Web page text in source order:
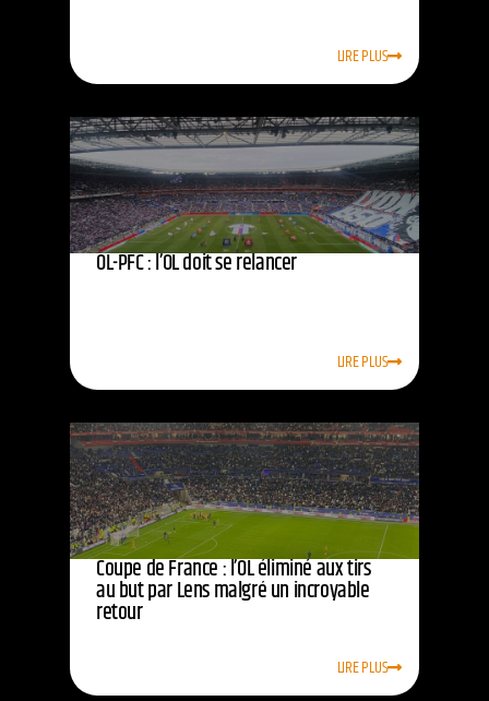
LIRE PLUS
OL-PFC : l’OL doit se relancer
LIRE PLUS
Coupe de France : l’OL éliminé aux tirs
au but par Lens malgré un incroyable
retour
LIRE PLUS